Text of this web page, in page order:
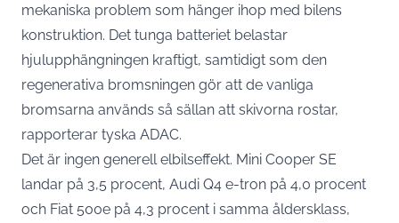
mekaniska problem som hänger ihop med bilens
konstruktion. Det tunga batteriet belastar
hjulupphängningen kraftigt, samtidigt som den
regenerativa bromsningen gör att de vanliga
bromsarna används så sällan att skivorna rostar,
rapporterar tyska ADAC.
Det är ingen generell elbilseffekt. Mini Cooper SE
landar på 3,5 procent, Audi Q4 e-tron på 4,0 procent
och Fiat 500e på 4,3 procent i samma åldersklass,